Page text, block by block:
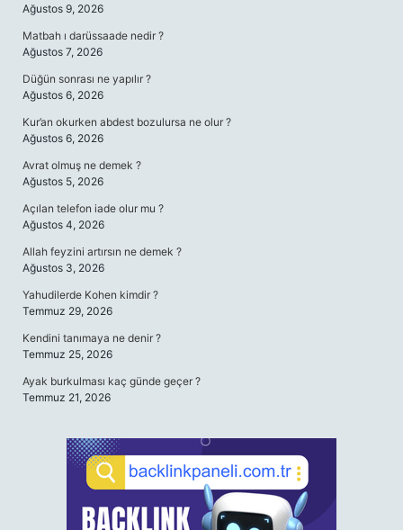
Ağustos 9, 2026
Matbah ı darüssaade nedir ?
Ağustos 7, 2026
Düğün sonrası ne yapılır ?
Ağustos 6, 2026
Kur’an okurken abdest bozulursa ne olur ?
Ağustos 6, 2026
Avrat olmuş ne demek ?
Ağustos 5, 2026
Açılan telefon iade olur mu ?
Ağustos 4, 2026
Allah feyzini artırsın ne demek ?
Ağustos 3, 2026
Yahudilerde Kohen kimdir ?
Temmuz 29, 2026
Kendini tanımaya ne denir ?
Temmuz 25, 2026
Ayak burkulması kaç günde geçer ?
Temmuz 21, 2026